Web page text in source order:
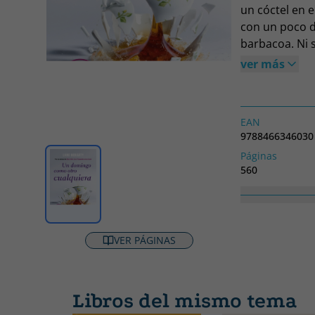
VER PÁGINAS
un cóctel en
con un poco
barbacoa. Ni
de sus
revoltoso.
zona
«Si te
encantará
Reese
Miami Herald
ver más
EAN
9788466346030
Páginas
560
Libros del mismo tema